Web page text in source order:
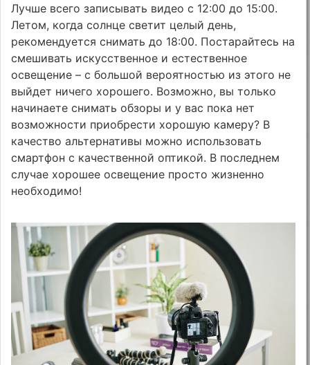
Лучше всего записывать видео с 12:00 до 15:00.
Летом, когда солнце светит целый день,
рекомендуется снимать до 18:00. Постарайтесь на
смешивать искусственное и естественное
освещение – с большой вероятностью из этого не
выйдет ничего хорошего. Возможно, вы только
начинаете снимать обзоры и у вас пока нет
возможности приобрести хорошую камеру? В
качество альтернативы можно использовать
смартфон с качественной оптикой. В последнем
случае хорошее освещение просто жизненно
необходимо!